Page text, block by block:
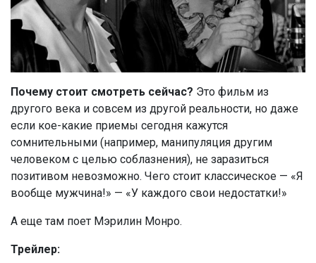
Почему стоит смотреть сейчас? Это фильм из
другого века и совсем из другой реальности, но даже
если кое-какие приемы сегодня кажутся
сомнительными (например, манипуляция другим
человеком с целью соблазнения), не заразиться
позитивом невозможно. Чего стоит классическое — «Я
вообще мужчина!» — «У каждого свои недостатки!»
А еще там поет Мэрилин Монро.
Трейлер: